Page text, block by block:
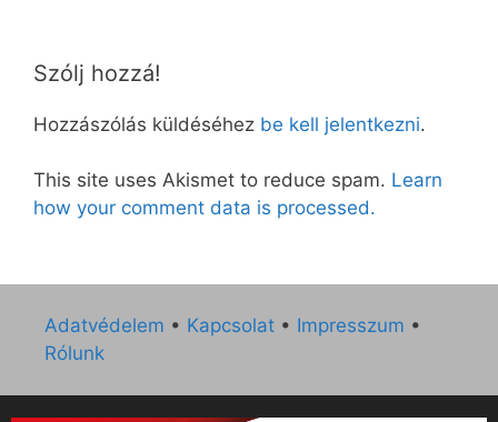
Szólj hozzá!
Hozzászólás küldéséhez be kell jelentkezni.
This site uses Akismet to reduce spam. Learn
how your comment data is processed.
Adatvédelem • Kapcsolat • Impresszum •
Rólunk